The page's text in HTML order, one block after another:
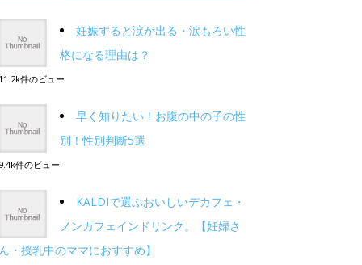
妊娠すると涙が出る・涙もろい性
格になる理由は？
11.2k件のビュー
早く知りたい！お腹の中の子の性
別！性別判断5選
9.4k件のビュー
KALDIで選ぶおいしいデカフェ・
ノンカフェインドリンク。【妊婦さ
ん・授乳中のママにおすすめ】